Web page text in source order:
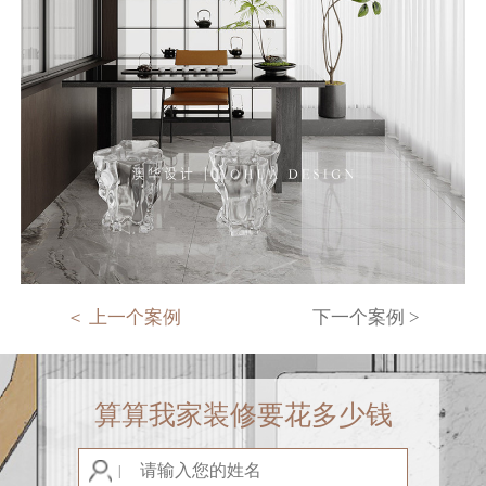
＜ 上一个案例 下一个案例 >
算算我家装修要花多少钱